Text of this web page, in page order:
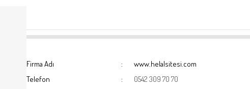
Firma Adı :
www.helalsitesi.com
Telefon
:
0542 309 70 70